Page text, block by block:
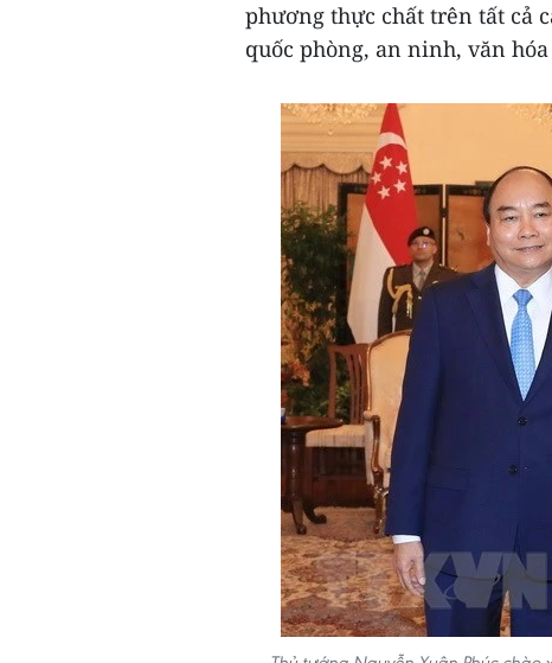
phương thực chất trên tất cả
quốc phòng, an ninh, văn